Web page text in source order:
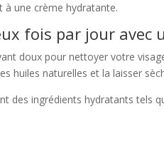
à une crème hydratante.
fois par jour
doux pour nettoyer votre
huiles naturelles et la laisser
des ingrédients hydratants tels